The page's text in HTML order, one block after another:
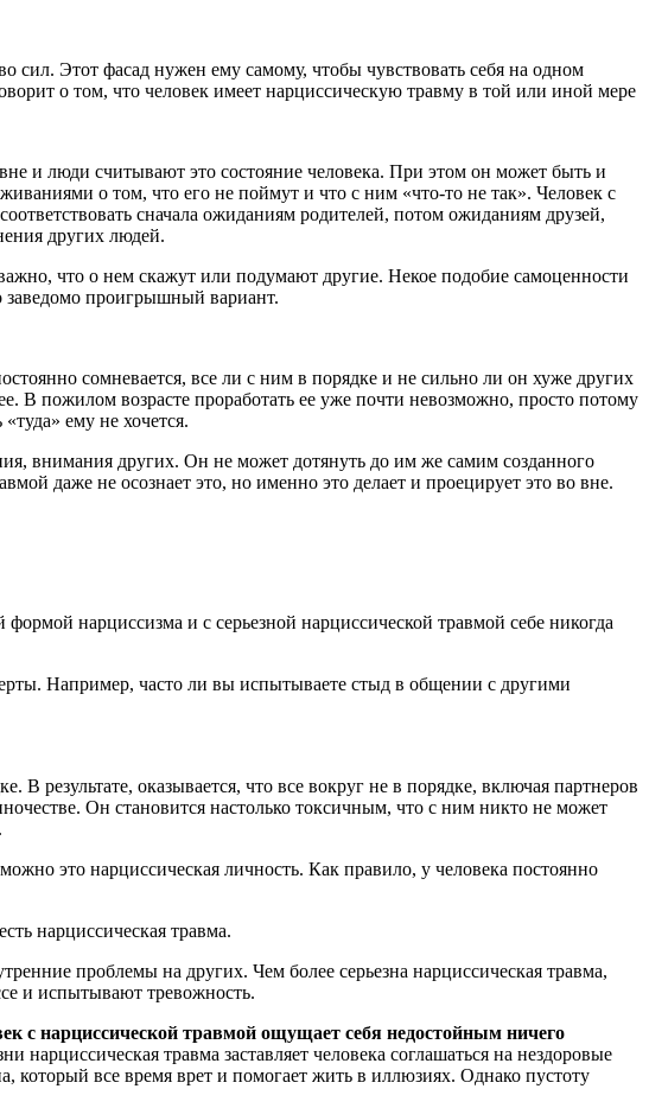
сил. Этот фасад нужен ему самому, чтобы чувствовать себя на одном
о том, что человек имеет нарциссическую травму в той или иной мере
и люди считывают это состояние человека. При этом он может быть и
о том, что его не поймут и что с ним «что-то не так». Человек с
сначала ожиданиям родителей, потом ожиданиям друзей,
других людей.
что о нем скажут или подумают другие. Некое подобие самоценности
заведомо проигрышный вариант.
сомневается, все ли с ним в порядке и не сильно ли он хуже других
В пожилом возрасте проработать ее уже почти невозможно, просто потому
ему не хочется.
внимания других. Он не может дотянуть до им же самим созданного
даже не осознает это, но именно это делает и проецирует это во вне.
нарциссизма и с серьезной нарциссической травмой себе никогда
Например, часто ли вы испытываете стыд в общении с другими
В результате, оказывается, что все вокруг не в порядке, включая партнеров
Он становится настолько токсичным, что с ним никто не может
это нарциссическая личность. Как правило, у человека постоянно
нарциссическая травма.
проблемы на других. Чем более серьезна нарциссическая травма,
и испытывают тревожность.
с нарциссической травмой ощущает себя недостойным ничего
травма заставляет человека соглашаться на нездоровые
который все время врет и помогает жить в иллюзиях. Однако пустоту